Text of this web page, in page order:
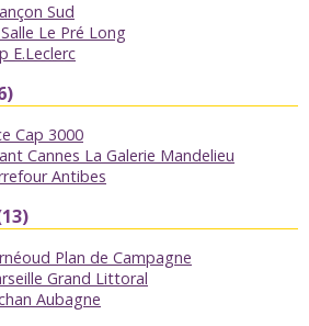
Sud
Le Pré Long
E.Leclerc
Cap 3000
Cannes La Galerie Mandelieu
Antibes
Plan de Campagne
Grand Littoral
Aubagne